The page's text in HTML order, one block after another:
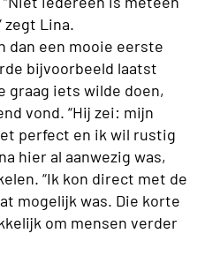
zegt Lina.
dan een mooie eerste
bijvoorbeeld laatst
graag iets wilde doen,
vond. “Hij zei: mijn
perfect en ik wil rustig
hier al aanwezig was,
“Ik kon direct met de
mogelijk was. Die korte
om mensen verder